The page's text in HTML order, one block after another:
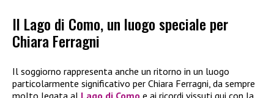
Il Lago di Como, un luogo speciale per
Chiara Ferragni
Il soggiorno rappresenta anche un ritorno in un luogo
particolarmente significativo per Chiara Ferragni, da sempre